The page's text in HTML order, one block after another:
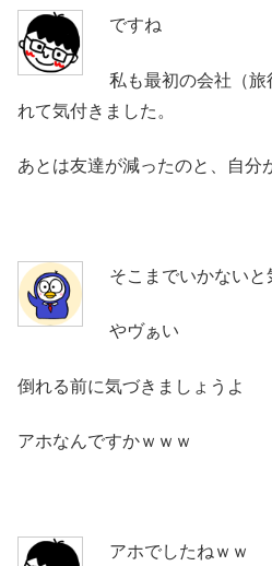
ですね
私も最初の会社（
れて気付きました。
あとは友達が減ったのと、自分
そこまでいかない
やヴぁい
倒れる前に気づきましょうよ
アホなんですかｗｗｗ
アホでしたねｗｗ